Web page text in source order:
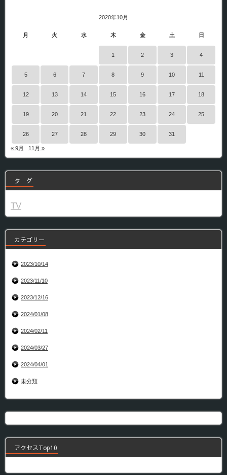
2020年10月
月 火 水 木 金 土 日
1 2 3 4
5 6 7 8 9 10 11
12 13 14 15 16 17 18
19 20 21 22 23 24 25
26 27 28 29 30 31
« 9月 11月 »
タ グ
TV
カテゴリー
2023/10/14
2023/11/10
2023/12/16
2024/01/08
2024/02/11
2024/03/27
2024/04/01
未分類
アクセスTop10